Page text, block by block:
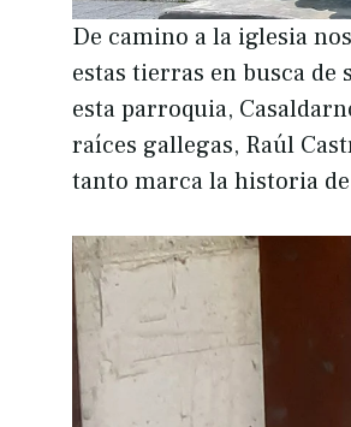
De camino a la iglesia
estas tierras en busca de
esta parroquia,
raíces gallegas, Raúl
tanto marca la historia